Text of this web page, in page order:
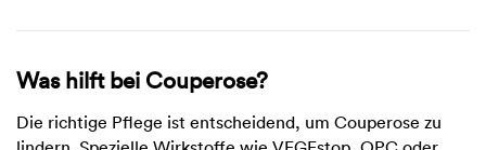
Was hilft bei Couperose?
Die richtige Pflege ist entscheidend, um Couperose zu